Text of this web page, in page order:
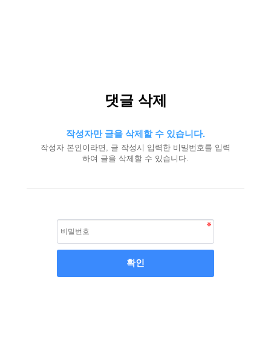
댓글 삭제
작성자만 글을 삭제할 수 있습니다.
작성자 본인이라면, 글 작성시 입력한 비밀번호를 입력
하여 글을 삭제할 수 있습니다.